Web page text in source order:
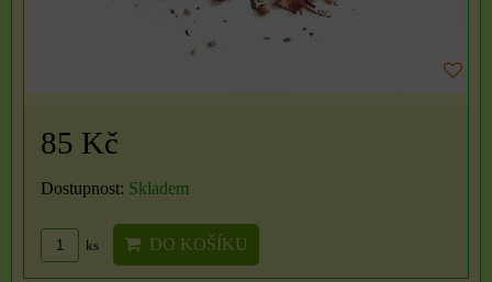
85 Kč
Dostupnost: Skladem
ks DO KOŠÍKU